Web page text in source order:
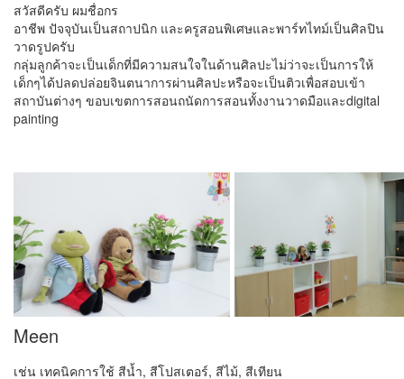
สวัสดีครับ ผมชื่อกร
อาชีพ ปัจจุบันเป็นสถาปนิก และครูสอนพิเศษและพาร์ทไทม์เป็นศิลปิน
วาดรูปครับ
กลุ่มลูกค้าจะเป็นเด็กที่มีความสนใจในด้านศิลปะไม่ว่าจะเป็นการให้
เด็กๆได้ปลดปล่อยจินตนาการผ่านศิลปะหรือจะเป็นติวเพื่อสอบเข้า
สถาบันต่างๆ ขอบเขตการสอนถนัดการสอนทั้งงานวาดมือและdigital
painting
Meen
เช่น เทคนิคการใช้ สีน้ำ, สีโปสเตอร์, สีไม้, สีเทียน